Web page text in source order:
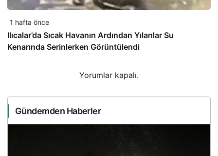
1 hafta önce
Ilıcalar’da Sıcak Havanın Ardından Yılanlar Su
Kenarında Serinlerken Görüntülendi
Yorumlar kapalı.
Gündemden Haberler